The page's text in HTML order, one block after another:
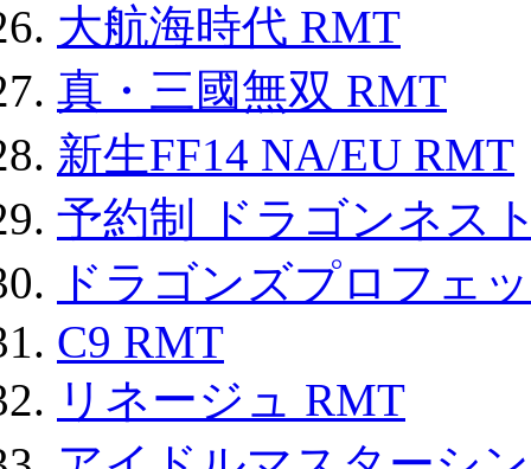
大航海時代 RMT
真・三國無双 RMT
新生FF14 NA/EU RMT
予約制 ドラゴンネス
ドラゴンズプロフェ
C9 RMT
リネージュ RMT